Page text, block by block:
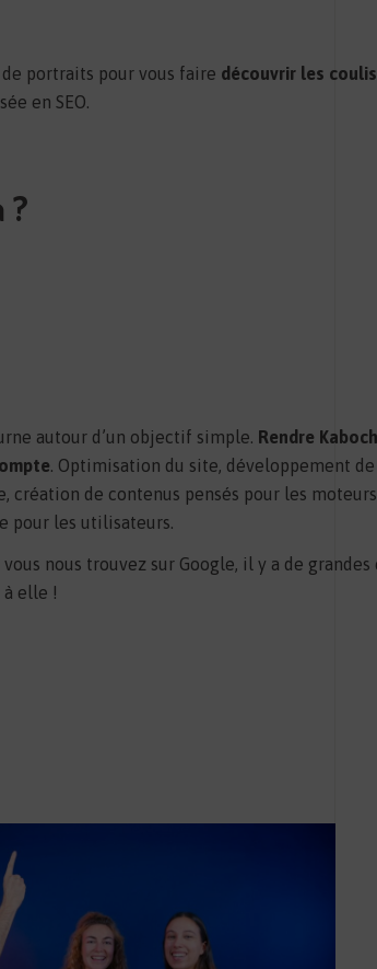
portraits pour vous faire découvrir les
en SEO.
autour d’un objectif simple. Rendre
. Optimisation du site, développement de
création de contenus pensés pour les
pour les utilisateurs.
nous trouvez sur Google, il y a de grandes
à elle !